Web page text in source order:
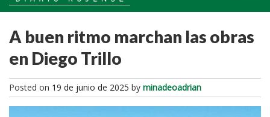
A buen ritmo marchan las obras
en Diego Trillo
Posted on 19 de junio de 2025 by minadeoadrian